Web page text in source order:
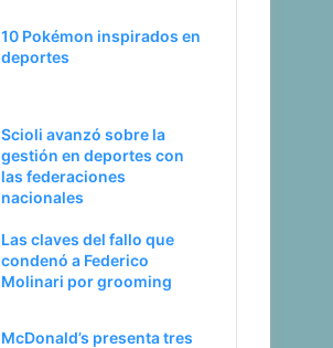
10 Pokémon inspirados en
deportes
Scioli avanzó sobre la
gestión en deportes con
las federaciones
nacionales
Las claves del fallo que
condenó a Federico
Molinari por grooming
McDonald’s presenta tres